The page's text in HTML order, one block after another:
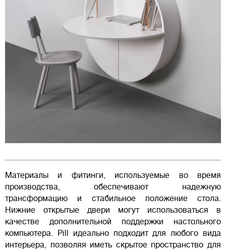
Материалы и фитинги, используемые во время
производства, обеспечивают надежную
трансформацию и стабильное положение стола.
Нижние открытые двери могут использоваться в
качестве дополнительной поддержки настольного
компьютера. Pill идеально подходит для любого вида
интерьера, позволяя иметь скрытое пространство для